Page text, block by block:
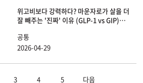
위고비보다 강력하다? 마운자로가 살을 더
잘 빼주는 '진짜' 이유 (GLP-1 vs GIP)ㅣ
공통
2026-04-29
3 4 5 다음